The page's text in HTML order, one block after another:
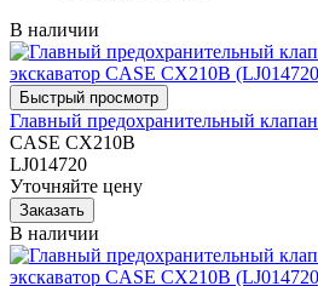
В наличии
Главный предохранительный клапан
CASE CX210B
LJ014720
Уточняйте цену
В наличии